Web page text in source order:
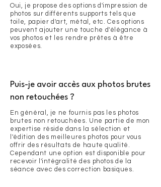
Oui, je propose des options d'impression de
photos sur différents supports tels que
toile, papier d'art, métal, etc. Ces options
peuvent ajouter une touche d'élégance à
vos photos et les rendre prêtes à être
exposées.
Puis-je avoir accès aux photos brutes
non retouchées ?
En général, je ne fournis pas les photos
brutes non retouchées. Une partie de mon
expertise réside dans la sélection et
l'édition des meilleures photos pour vous
offrir des résultats de haute qualité.
Cependant une option est disponible pour
recevoir l'intégralité des photos de la
séance avec des correction basiques.